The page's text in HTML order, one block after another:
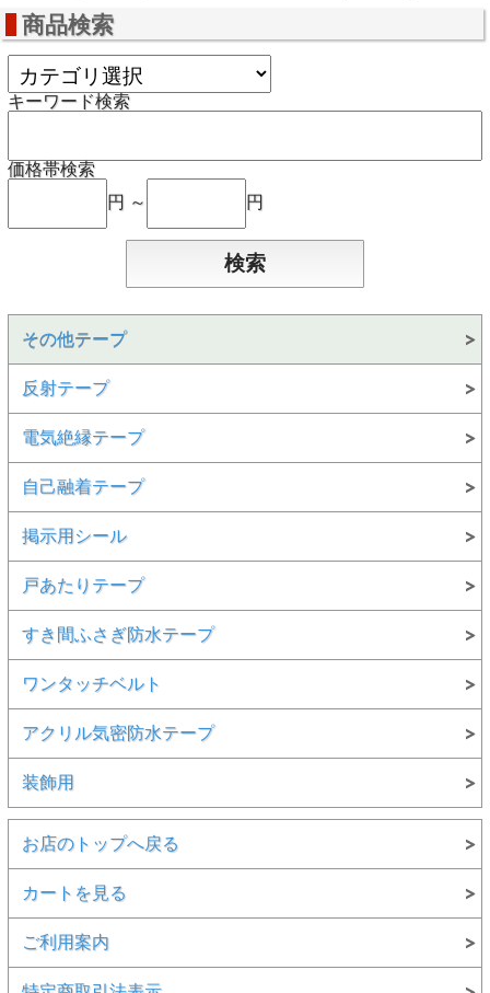
商品検索
キーワード検索
価格帯検索
円 ～
円
その他テープ
反射テープ
電気絶縁テープ
自己融着テープ
掲示用シール
戸あたりテープ
すき間ふさぎ防水テープ
ワンタッチベルト
アクリル気密防水テープ
装飾用
お店のトップへ戻る
カートを見る
ご利用案内